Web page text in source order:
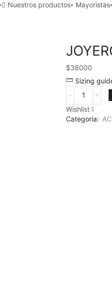
Nuestros productos Mayoristas
$38000
Sizing
EMOTION
cantidad
Wishlist
Categoria: